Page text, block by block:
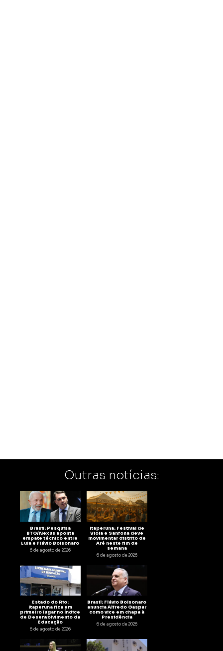
Outras notícias:
Brasil: Pesquisa
BTG/Nexus aponta
empate técnico entre
Lula e Flávio Bolsonaro
6 de agosto de 2026
Itaperuna: Festival de
Viola e Sanfona deve
movimentar distrito de
Aré neste fim de
semana
6 de agosto de 2026
Estado do Rio:
Itaperuna fica em
primeiro lugar no Índice
de Desenvolvimento da
Educação
6 de agosto de 2026
Brasil: Flávio Bolsonaro
anuncia Alfredo Gaspar
como vice em chapa à
Presidência
6 de agosto de 2026